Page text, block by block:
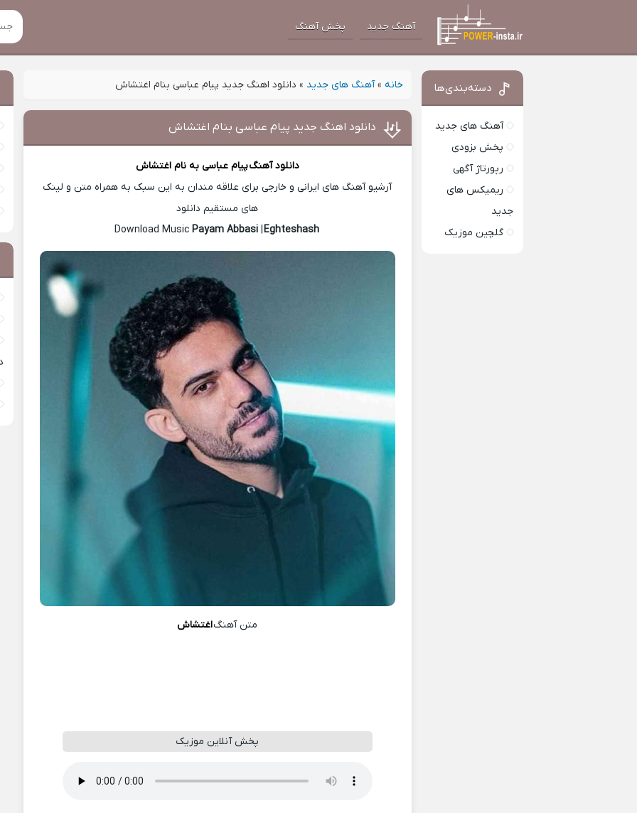
آهنگ جدید پخش آهنگ
خانه »آهنگ های جدید » دانلود اهنگ جدید پیام عباسی بنام اغتشاش
دانلود اهنگ جدید پیام عباسی بنام اغتشاش
دانلود آهنگپیام عباسی به نام اغتشاش
آرشیو آهنگ های ایرانی و خارجی برای علاقه مندان به این سبک به همراه متن و لینک
های مستقیم دانلود
Payam Abbasi |Eghteshash
متن آهنگاغتشاش
پخش آنلاین موزیک
دسته‌بندی‌ها
آهنگ های جدید
پخش بزودی
رپورتاژ آگهی
ریمیکس های
جدید
گلچین موزیک